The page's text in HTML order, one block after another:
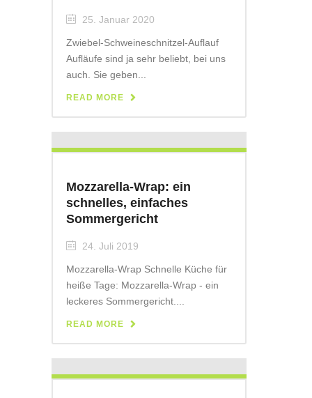
25. Januar 2020
Zwiebel-Schweineschnitzel-Auflauf
Aufläufe sind ja sehr beliebt, bei uns
auch. Sie geben...
READ MORE
Mozzarella-Wrap: ein
schnelles, einfaches
Sommergericht
24. Juli 2019
Mozzarella-Wrap Schnelle Küche für
heiße Tage: Mozzarella-Wrap - ein
leckeres Sommergericht....
READ MORE